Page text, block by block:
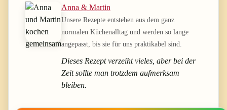
Anna & Martin
Unsere Rezepte entstehen aus dem ganz
normalen Küchenalltag und werden so lange
angepasst, bis sie für uns praktikabel sind.
Dieses Rezept verzeiht vieles, aber bei der
Zeit sollte man trotzdem aufmerksam
bleiben.